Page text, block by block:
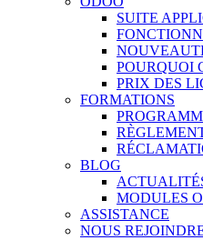
SUITE
POURQUOI
PRIX DES
FORMATIONS
BLOG
MODULES
ASSISTANCE
NOUS